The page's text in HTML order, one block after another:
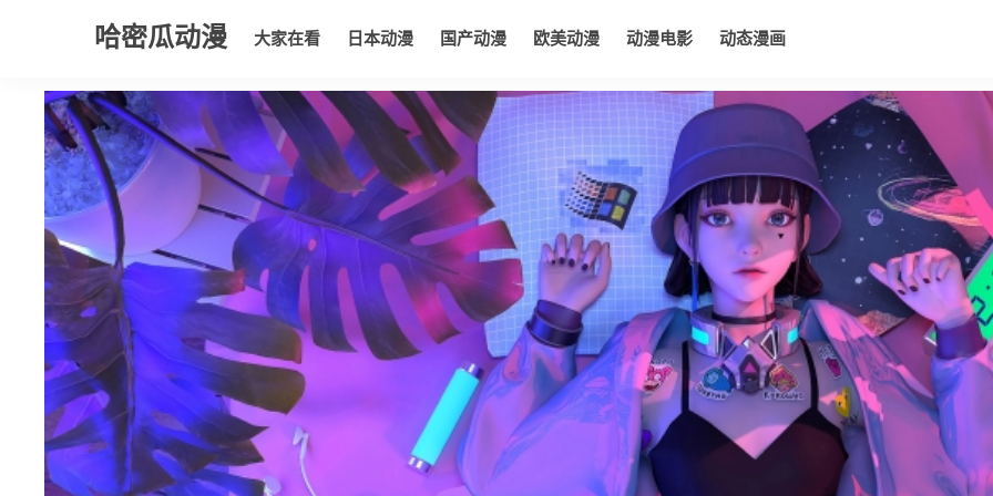
哈密瓜动漫 大家在看 日本动漫 国产动漫 欧美动漫 动漫电影 动态漫画
大家在看 日本动漫 国产动漫 欧美动漫 动漫电影 动态漫画